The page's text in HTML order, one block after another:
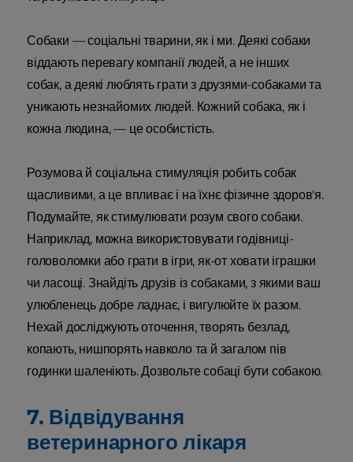
Собаки — соціальні тварини, як і ми. Деякі собаки
віддають перевагу компанії людей, а не інших
собак, а деякі люблять грати з друзями-собаками та
уникають незнайомих людей. Кожний собака, як і
кожна людина, — це особистість.
Розумова й соціальна стимуляція робить собак
щасливими, а це впливає і на їхнє фізичне здоров'я.
Подумайте, як стимулювати розум свого собаки.
Наприклад, можна використовувати годівниці-
головоломки або грати в ігри, як-от ховати іграшки
чи ласощі. Знайдіть друзів із собаками, з якими ваш
улюбленець добре ладнає, і вигулюйте їх разом.
Нехай досліджують оточення, творять безлад,
копають, нишпорять навколо та й загалом пів
годинки шаленіють. Дозвольте собаці бути собакою.
7. Відвідування
ветеринарного лікаря